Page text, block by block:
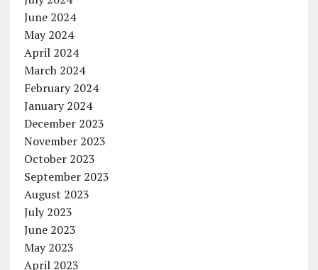
June 2024
May 2024
April 2024
March 2024
February 2024
January 2024
December 2023
November 2023
October 2023
September 2023
August 2023
July 2023
June 2023
May 2023
April 2023